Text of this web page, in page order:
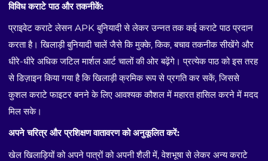
विविध कराटे पाठ और तकनीकें:
प्राइवेट कराटे लेसन APK बुनियादी से लेकर उन्नत तक कई कराटे पाठ प्रदान
करता है। खिलाड़ी बुनियादी चालें जैसे कि मुक्के, किक, बचाव तकनीक सीखेंगे और
धीरे-धीरे अधिक जटिल मार्शल आर्ट चालों की ओर बढ़ेंगे। प्रत्येक पाठ को इस तरह
से डिज़ाइन किया गया है कि खिलाड़ी क्रमिक रूप से प्रगति कर सकें, जिससे
कुशल कराटे फाइटर बनने के लिए आवश्यक कौशल में महारत हासिल करने में मदद
मिल सके।
अपने चरित्र और प्रशिक्षण वातावरण को अनुकूलित करें:
खेल खिलाड़ियों को अपने पात्रों को अपनी शैली में, वेशभूषा से लेकर अन्य कराटे